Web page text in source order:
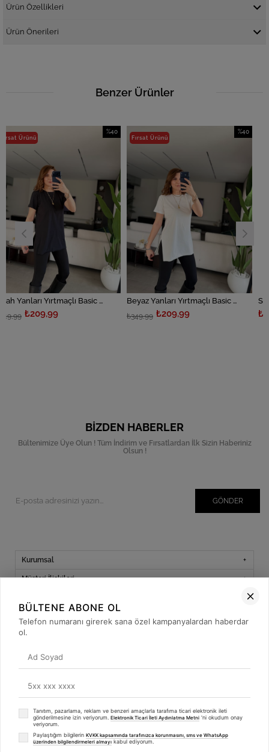
Ürün Özellikleri
Ürün Önerileri
Benzer Ürünler
Siyah Yanları Yırtmaçlı Basic T-shirt
%40İndirim
Beyaz Yanları Yırtmaçlı Basic T-shirt
₺209,99
%40İndirim
Fırsat Ürünü
Siyah Versa
BIZDEN HABERLER
Bültenimize Üye Olun ! Tüm İndirim ve Fırsatlardan İlk Sizin Haberiniz
Olsun !
GÖNDER
Kurumsal
Müşteri İlişkileri
Sosyal Medya
© 2019betulbabacan.com- Tüm Hakları Saklıdır.
BÜLTENE ABONE OL
Telefon numaranı girerek sana özel kampanyalardan haberdar
ol.
Tanıtım, pazarlama, reklam ve benzeri amaçlarla tarafıma ticari elektronik ileti
gönderilmesine izin veriyorum. Elektronik Ticari İleti Aydınlatma Metni 'ni okudum onay
veriyorum.
Paylaştığım bilgilerin KVKK kapsamında tarafınızca korunmasını, sms ve WhatsApp
üzerinden bilgilendirmeleri almayı kabul ediyorum.